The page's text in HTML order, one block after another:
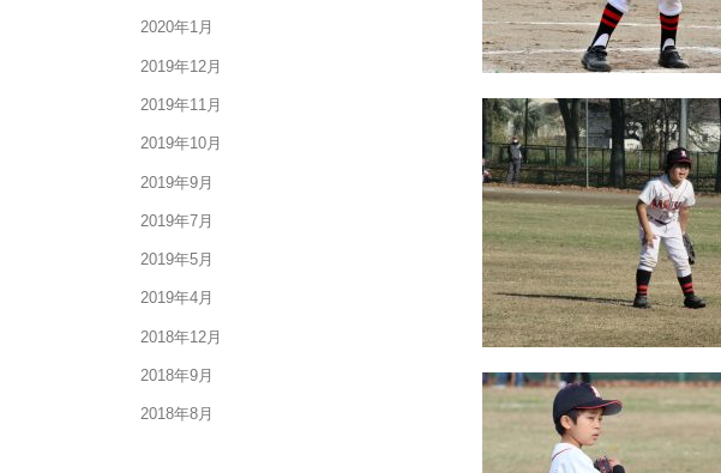
2020年1月
2019年12月
2019年11月
2019年10月
2019年9月
2019年7月
2019年5月
2019年4月
2018年12月
2018年9月
2018年8月